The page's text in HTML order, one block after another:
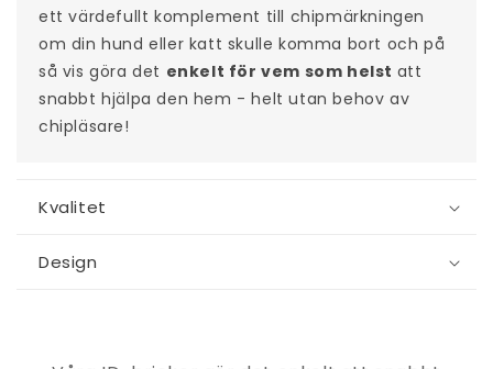
ett värdefullt komplement till chipmärkningen
om din hund eller katt skulle komma bort och på
så vis göra det enkelt för vem som helst att
snabbt hjälpa den hem - helt utan behov av
chipläsare!
Kvalitet
Design